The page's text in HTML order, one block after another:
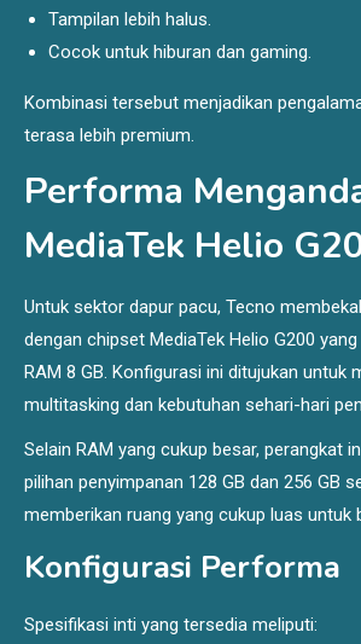
Tampilan lebih halus.
Cocok untuk hiburan dan gaming.
Kombinasi tersebut menjadikan
terasa lebih premium.
Performa
MediaTek Helio
Untuk sektor dapur pacu, Tecno
dengan chipset MediaTek Helio G200
RAM 8 GB. Konfigurasi ini ditujukan untuk
multitasking dan kebutuhan sehari-hari
Selain RAM yang cukup besar, perangkat
pilihan penyimpanan 128 GB dan 256 GB
memberikan ruang yang cukup luas untuk
Konfigurasi Performa
Spesifikasi inti yang tersedia meliputi: